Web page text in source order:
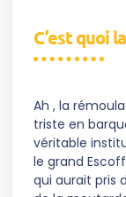
C’est quoi
Ah , la
triste en
véritable
le grand
qui aurait pris